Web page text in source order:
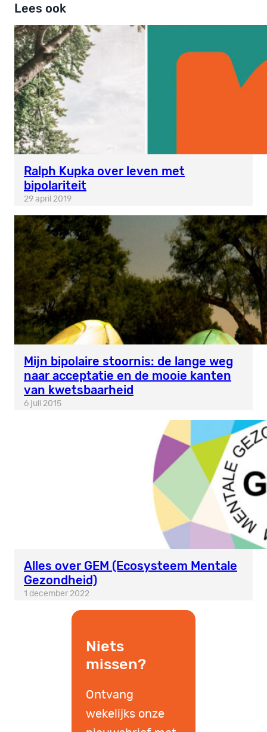
Lees ook
Ralph Kupka over leven met
bipolariteit
29 april 2019
Mijn bipolaire stoornis: de lange weg
naar acceptatie en de mooie kanten
van kwetsbaarheid
6 juli 2015
Alles over GEM (Ecosysteem Mentale
Gezondheid)
1 december 2022
Niets
missen?
Ontvang
wekelijks onze